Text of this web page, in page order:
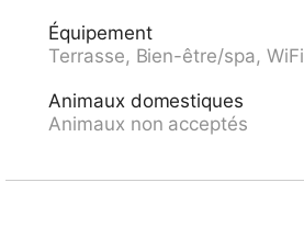
Équipement
Terrasse, Bien-être/spa, WiFi
Animaux domestiques
Animaux non acceptés